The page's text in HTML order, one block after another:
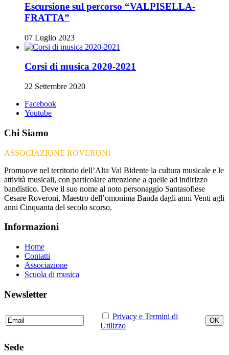
Escursione sul percorso “VALPISELLA-
FRATTA”
07 Luglio 2023
Corsi di musica 2020-2021
22 Settembre 2020
Facebook
Youtube
Chi Siamo
ASSOCIAZIONE ROVERONI
Promuove nel territorio dell’Alta Val Bidente la cultura musicale e le
attività musicali, con particolare attenzione a quelle ad indirizzo
bandistico. Deve il suo nome al noto personaggio Santasofiese
Cesare Roveroni, Maestro dell’omonima Banda dagli anni Venti agli
anni Cinquanta del secolo scorso.
Informazioni
Home
Contatti
Associazione
Scuola di musica
Newsletter
Privacy e Termini di
Utilizzo
Sede